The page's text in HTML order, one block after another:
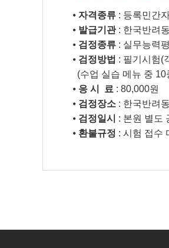
⦁ 자격종류 : 등록민간
⦁ 발급기관: 한국반려
⦁ 검정종류 : 실무능력
⦁ 검정방법 : 필기시험(
(수업 실습 메뉴 중
⦁ 응 시 료 : 80,000원
⦁ 검정장소 : 한국반려
⦁ 검정일시
: 본원 별도
⦁ 환불규정 : 시험 접수